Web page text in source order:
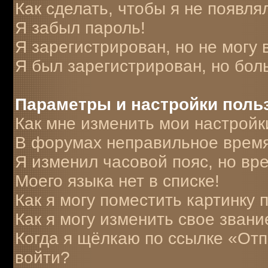
Как сделать, чтобы я не
Я забыл пароль!
Я зарегистрирован, но не могу
Я был зарегистрирован, но
Параметры и настройки
Как мне изменить мои
В форумах неправильное
Я изменил часовой пояс, но
Моего языка нет в списке!
Как я могу поместить
Как я могу изменить свое
Когда я щёлкаю по ссылке
войти?